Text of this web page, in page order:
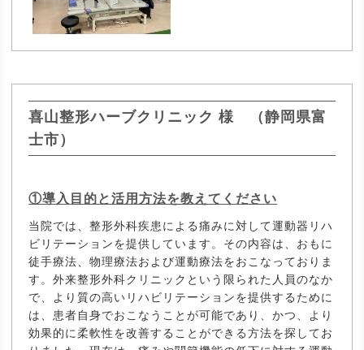
喜山整形ハーブクリニック 様 （静岡県富
士市）
①導入目的と活用方法を教えてください
当院では、整形外科疾患による痛みに対して運動器リハ
ビリテーションを提供しています。その内容は、おもに
徒手療法、物理療法および運動療法をおこなっておりま
す。外来整形外科クリニックという限られた人員のなか
で、より質の高いリハビリテーションを提供するために
は、患者自身でおこなうことが可能であり、かつ、より
効果的に柔軟性を改善することができる方法を探してお